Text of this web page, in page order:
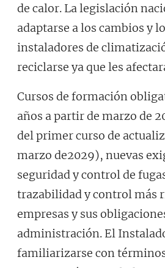
de calor. La legislación
adaptarse a los cambios y
instaladores de
reciclarse ya que les
Cursos de formación
años a partir de marzo de
del primer curso de
marzo de2029), nuevas
seguridad y control de
trazabilidad y control más
empresas y sus
administración. El
familiarizarse con